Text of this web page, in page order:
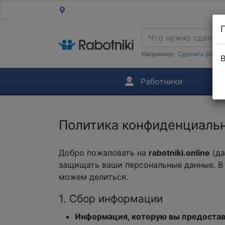
Например: Сделать
Работники
Политика
Добро пожаловать на rabotniki.online
защищать ваши персональные данные.
можем делиться.
1. Сбор информации
Информация, которую вы